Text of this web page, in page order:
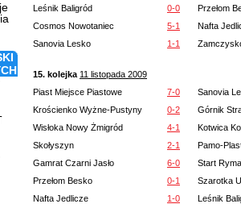
Leśnik Baligród 0-0
Przełom
Cosmos Nowotaniec
5-1
Nafta
Sanovia Lesko
1-1
15. kolejka 11 listopada 2009
Piast Miejsce Piastowe
7-0
Sanovia
Krościenko Wyżne-Pustyny
0-2
Górnik
Wisłoka Nowy Żmigród
4-1
Kotwica
Skołyszyn
2-1
Pamo-
Gamrat Czarni Jasło
6-0
Start
Przełom Besko
0-1
Szarotka
Nafta Jedlicze
1-0
Leśnik